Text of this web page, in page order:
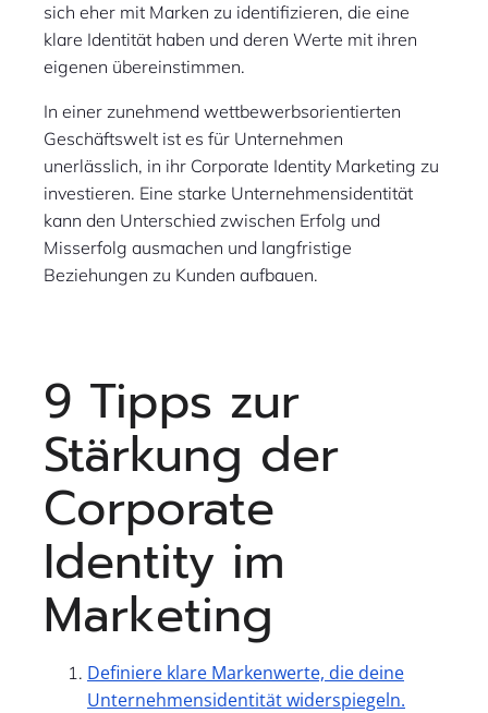
sich eher mit Marken zu identifizieren, die eine
klare Identität haben und deren Werte mit ihren
eigenen übereinstimmen.
In einer zunehmend wettbewerbsorientierten
Geschäftswelt ist es für Unternehmen
unerlässlich, in ihr Corporate Identity Marketing zu
investieren. Eine starke Unternehmensidentität
kann den Unterschied zwischen Erfolg und
Misserfolg ausmachen und langfristige
Beziehungen zu Kunden aufbauen.
9 Tipps zur
Stärkung der
Corporate
Identity im
Marketing
Definiere klare Markenwerte, die deine
Unternehmensidentität widerspiegeln.